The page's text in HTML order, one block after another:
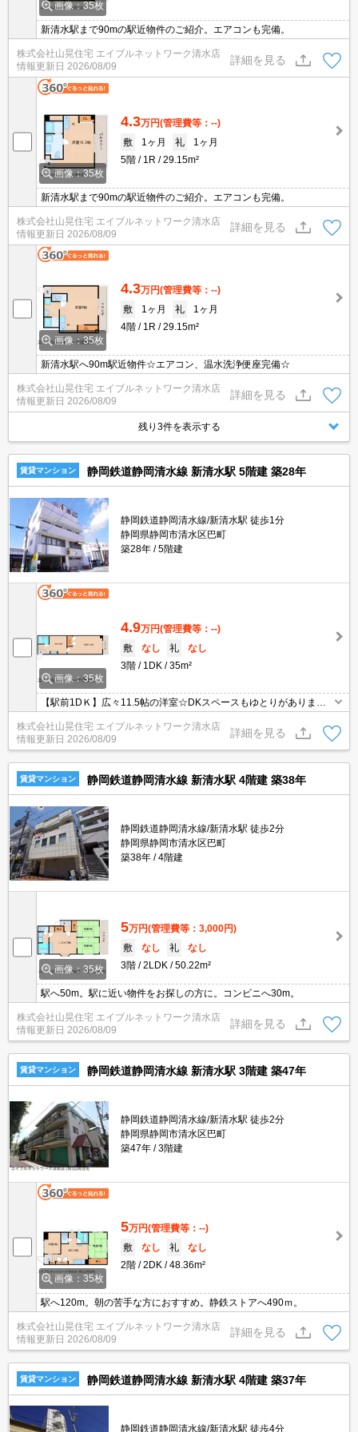
画像：35枚
新清水駅まで90mの駅近物件のご紹介。エアコンも完備。
株式会社山晃住宅 エイブルネットワーク清水店
情報更新日 2026/08/09
詳細を見る
画像：35枚
4.3万円(管理費等：--)
敷
1ヶ月 礼
1ヶ月
5階
1R 29.15m²
新清水駅まで90mの駅近物件のご紹介。エアコンも完備。
株式会社山晃住宅 エイブルネットワーク清水店
情報更新日 2026/08/09
詳細を見る
画像：35枚
4.3万円(管理費等：--)
敷
1ヶ月 礼
1ヶ月
4階
1R 29.15m²
新清水駅へ90m駅近物件☆エアコン、温水洗浄便座完備☆
株式会社山晃住宅 エイブルネットワーク清水店
情報更新日 2026/08/09
詳細を見る
残り3件を表示する
賃貸マンション 静岡鉄道静岡清水線 新清水駅 5階建 築28年
静岡鉄道静岡清水線/新清水駅 徒歩1分
静岡県静岡市清水区巴町
築28年
5階建
画像：35枚
4.9万円(管理費等：--)
敷
なし 礼
なし
3階
1DK 35m²
【駅前1DＫ】広々11.5帖の洋室☆DKスペースもゆとりがあります♪
安心♪スーパーまで850ｍ、コンビニまで190ｍ、ドラッグストアま
で820ｍ☆さらに、都市ガス仕様の物件なので毎月のランニングコ
ストを抑えたい方におすすめ☆
株式会社山晃住宅 エイブルネットワーク清水店
情報更新日 2026/08/09
詳細を見る
賃貸マンション 静岡鉄道静岡清水線 新清水駅 4階建 築38年
静岡鉄道静岡清水線/新清水駅 徒歩2分
静岡県静岡市清水区巴町
築38年
4階建
画像：35枚
5万円(管理費等：3,000円)
敷
なし 礼
なし
3階
2LDK 50.22m²
駅へ50m。駅に近い物件をお探しの方に。コンビニへ30m。
株式会社山晃住宅 エイブルネットワーク清水店
情報更新日 2026/08/09
詳細を見る
賃貸マンション 静岡鉄道静岡清水線 新清水駅 3階建 築47年
静岡鉄道静岡清水線/新清水駅 徒歩2分
静岡県静岡市清水区巴町
築47年
3階建
画像：35枚
5万円(管理費等：--)
敷
なし 礼
なし
2階
2DK 48.36m²
駅へ120m。朝の苦手な方におすすめ。静鉄ストアへ490ｍ。
株式会社山晃住宅 エイブルネットワーク清水店
情報更新日 2026/08/09
詳細を見る
賃貸マンション 静岡鉄道静岡清水線 新清水駅 4階建 築37年
静岡鉄道静岡清水線/新清水駅 徒歩4分